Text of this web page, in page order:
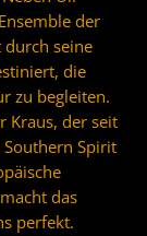
der
seine
die
zu begleiten.
Kraus, der seit
Spirit
das
perfekt.